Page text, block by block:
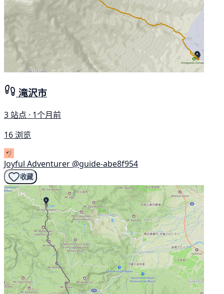
滝沢市
3 站点 · 1个月前
16 浏览
Joyful Adventurer @guide-abe8f954
收藏